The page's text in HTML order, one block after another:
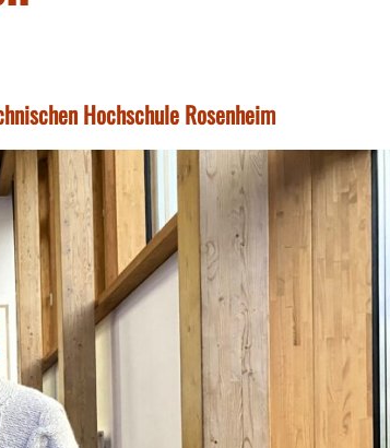
Hochschule Rosenheim